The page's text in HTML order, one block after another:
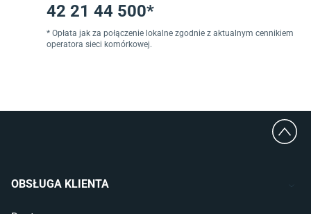
Krzesła do jadalni
Dywany szare
Lampy w stylu loftowym
Lampy wiszące do jadalni
Wanny Cersanit
42 21 44 500*
* Opłata jak za połączenie lokalne zgodnie z aktualnym cennikiem
operatora sieci komórkowej.
OBSŁUGA KLIENTA